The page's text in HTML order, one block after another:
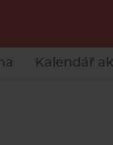
Kalendář